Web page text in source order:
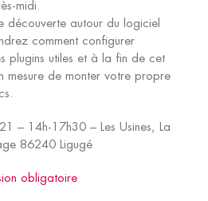
midi.
découverte autour du logiciel
comment configurer
plugins utiles et à la fin de cet
mesure de monter votre propre
– 14h-17h30 – Les Usines, La
86240 Ligugé
obligatoire